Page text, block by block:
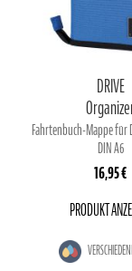
DRIVE
Fahrtenbuch-Mappe für
DIN A6
16,95 €
PRODUKT